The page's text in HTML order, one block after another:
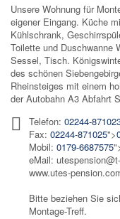
Unsere Wohnung für
eigener Eingang. Küche
Kühlschrank,
Toilette und Duschwanne
Sessel, Tisch.
des schönen
Rheinsteiges mit einem
der Autobahn A3 Abfahrt
Telefon: 02244-
Fax: 02244-871025">
Mobil: 0179-6687575
eMail:
www.utes-
Bitte beziehen Sie
Montage-Treff.